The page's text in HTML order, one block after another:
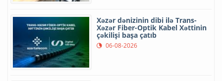
Xəzər dənizinin dibi ilə Trans-
Xəzər Fiber-Optik Kabel Xəttinin
çəkilişi başa çatıb
06-08-2026